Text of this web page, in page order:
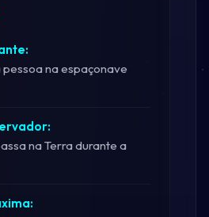
na espaçonave
na Terra durante a